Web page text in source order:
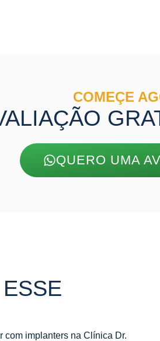
COMEÇE
QUERO UMA
com implanters na Clínica Dr.